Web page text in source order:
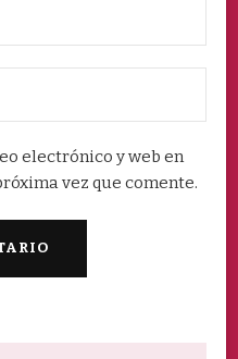
electrónico y web en
vez que comente.